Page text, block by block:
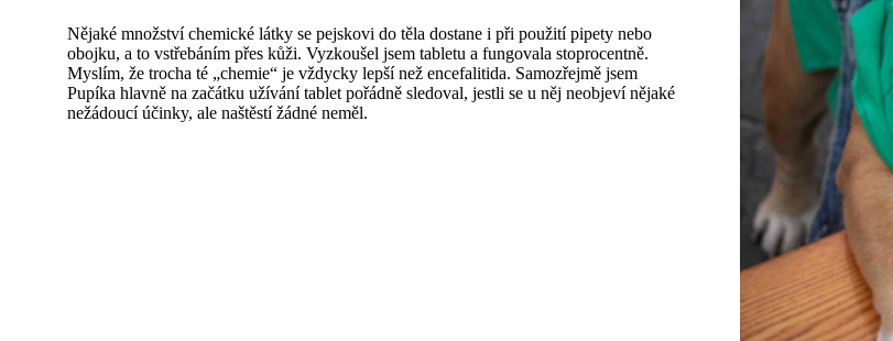
Nějaké množství chemické látky se pejskovi do těla dostane i při použití pipety nebo
obojku, a to vstřebáním přes kůži. Vyzkoušel jsem tabletu a fungovala stoprocentně.
Myslím, že trocha té „chemie“ je vždycky lepší než encefalitida. Samozřejmě jsem
Pupíka hlavně na začátku užívání tablet pořádně sledoval, jestli se u něj neobjeví nějaké
nežádoucí účinky, ale naštěstí žádné neměl.